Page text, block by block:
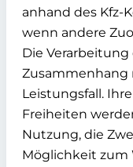
anhand des Kfz-
wenn andere
Die Verarbeitung
Leistungsfall.
Freiheiten
Nutzung, die
Möglichkeit zum